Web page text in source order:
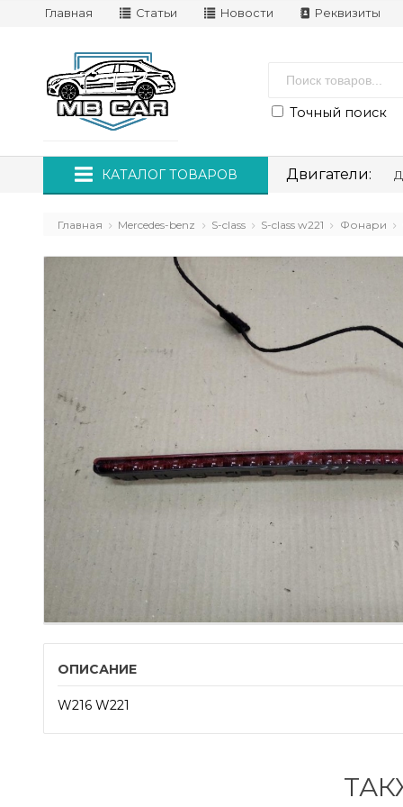
Главная Статьи Новости Реквизиты
Точный поиск
КАТАЛОГ ТОВАРОВ Двигатели:
Главная Mercedes-benz S-class S-class w221 Фонари
ОПИСАНИЕ
W216 W221